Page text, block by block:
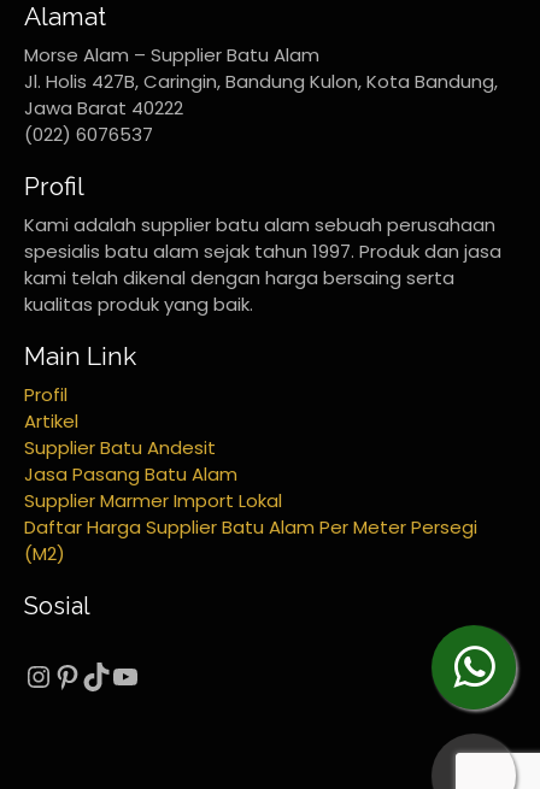
Alamat
Morse Alam – Supplier Batu Alam
Jl. Holis 427B, Caringin, Bandung Kulon, Kota Bandung,
Jawa Barat 40222
(022) 6076537
Profil
Kami adalah supplier batu alam sebuah perusahaan
spesialis batu alam sejak tahun 1997. Produk dan jasa
kami telah dikenal dengan harga bersaing serta
kualitas produk yang baik.
Main Link
Profil
Artikel
Supplier Batu Andesit
Jasa Pasang Batu Alam
Supplier Marmer Import Lokal
Daftar Harga Supplier Batu Alam Per Meter Persegi
(M2)
Sosial
Instagram
Pinterest
TikTok
YouTube